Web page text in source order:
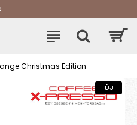
Christmas Edition
ÚJ